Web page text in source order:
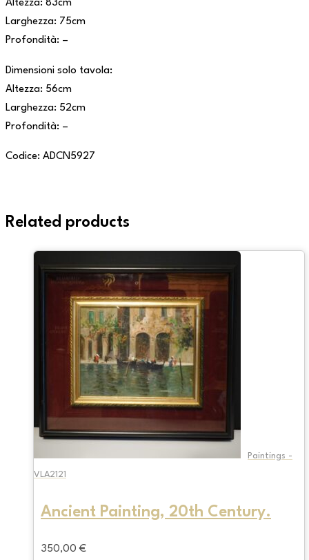
Altezza: 83cm
Larghezza: 75cm
Profondità: –
Dimensioni solo tavola:
Altezza: 56cm
Larghezza: 52cm
Profondità: –
Codice: ADCN5927
Related products
Paintings -
VLA2121
Ancient Painting, 20th Century.
350,00 €